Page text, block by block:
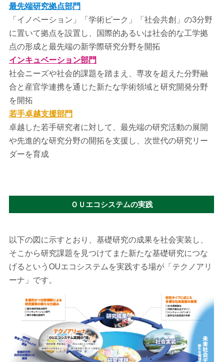
最先端研究拠点部門
「イノベーション」「学術ピーク」「社会共創」の3分野
に置いて拠点を設置し、国際的あるいは社会的な工学拠
点の形成と最先端の新学際研究分野を開拓
インキュベーション部門
社会ニーズや社会的課題を踏まえ、専攻を超えた分野融
合と産官学連携を通じた新たな学術領域と研究開発分野
を開拓
若手卓越支援部門
卓越した若手研究者に対して、最先端の研究活動の展開
や先進的な研究分野の開拓を支援し、次世代の研究リー
ダーを育成
ＯＵエコシステムの実践
以下の図に示すとおり、基礎研究の成果を社会実装し、
そこから研究課題を見つけてまた新たな基礎研究につな
げるというOUエコシステムを実践する場が「テクノアリ
ーナ」です。